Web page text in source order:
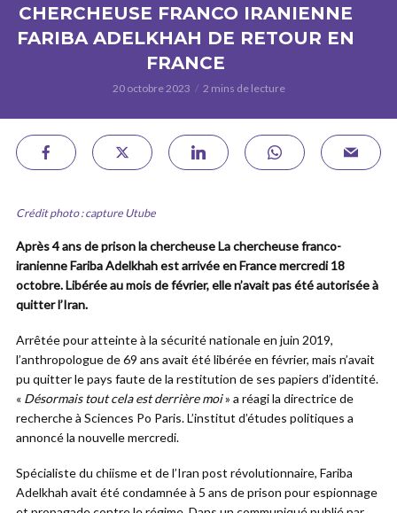
CHERCHEUSE FRANCO IRANIENNE
FARIBA ADELKHAH DE RETOUR EN
FRANCE
20 octobre 2023 2 mins de lecture
Crédit photo : capture Utube
Après 4 ans de prison la chercheuse La chercheuse franco-
iranienne Fariba Adelkhah est arrivée en France mercredi 18
octobre. Libérée au mois de février, elle n’avait pas été autorisée à
quitter l’Iran.
Arrêtée pour atteinte à la sécurité nationale en juin 2019,
l’anthropologue de 69 ans avait été libérée en février, mais n’avait
pu quitter le pays faute de la restitution de ses papiers d’identité.
« Désormais tout cela est derrière moi» a réagi la directrice de
recherche à Sciences Po Paris. L’institut d’études politiques a
annoncé la nouvelle mercredi.
Spécialiste du chiisme et de l’Iran post révolutionnaire, Fariba
Adelkhah avait été condamnée à 5 ans de prison pour espionnage